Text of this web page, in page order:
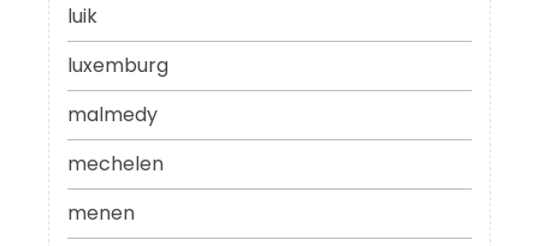
luik
luxemburg
malmedy
mechelen
menen